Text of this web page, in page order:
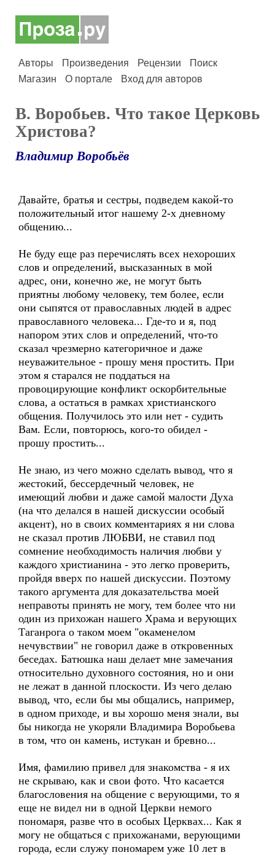
Авторы Произведения Рецензии
Поиск
Магазин
О портале Вход для авторов
В. Воробьев. Что такое Церковь
Христова?
Владимир Воробьёв
Давайте, братья и сестры, подведем какой-то
положительный итог нашему 2-х дневному
общению...
Не буду еще раз перечислять всех нехороших
слов и определений, высказанных в мой
адрес, они, конечно же, не могут быть
приятны любому человеку, тем более, если
они сыпятся от православных людей в адрес
православного человека... Где-то и я, под
напором этих слов и определений, что-то
сказал чрезмерно категоричное и даже
неуважительное - прошу меня простить. При
этом я старался не поддаться на
провоцирующие конфликт оскорбительные
слова, а остаться в рамках христианского
общения. Получилось это или нет - судить
Вам. Если, повторюсь, кого-то обидел -
прошу простить...
Не знаю, из чего можно сделать вывод, что я
жестокий, бессердечный человек, не
имеющий любви и даже самой малости Духа
(на что делался в нашей дискуссии особый
акцент), но в своих комментариях я ни слова
не сказал против ЛЮБВИ, не ставил под
сомнение необходимость наличия любви у
каждого христианина - это легко проверить,
пройдя вверх по нашей дискуссии. Поэтому
такого аргумента для доказательства моей
неправоты принять не могу, тем более что ни
один из прихожан нашего Храма и верующих
Таганрога о таком моем "окаменелом
нечувствии" не говорил даже в откровенных
беседах. Батюшка наш делает мне замечания
относительно духовного состояния, но и они
не лежат в данной плоскости. Из чего делаю
вывод, что, если бы мы общались, например,
в одном приходе, и вы хорошо меня знали, вы
бы никогда не укоряли Владимира Воробьева
в том, что он камень, истукан и бревно...
Имя, фамилию привел для знакомства - я их
не скрываю, как и свои фото. Что касается
благословения на общение с верующими, то я
еще не видел ни в одной Церкви немого
пономаря, разве что в особых Церквах... Как я
могу не общаться с прихожанами, верующими
города, если служу пономарем уже 10 лет в